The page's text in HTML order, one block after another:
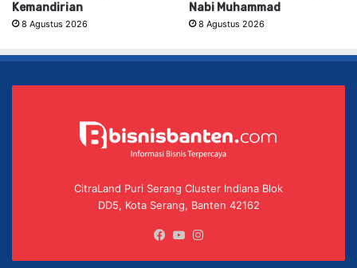
Kemandirian
8 Agustus 2026
Nabi Muhammad
8 Agustus 2026
CitraLand Puri Serang Cluster Indiana Blok
DD5, Kota Serang, Banten 42162
Facebook
YouTube